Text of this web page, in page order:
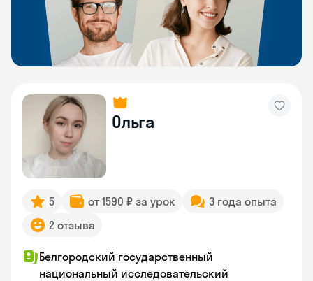
Ольга
5 от 1590 ₽ за урок
3 года опыта
2 отзыва
Белгородский государственный
национальный исследовательский